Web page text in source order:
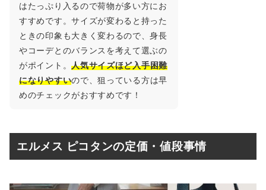
はたっぷり入るので荷物が多い方にお
すすめです。サイズが変わると持った
ときの印象も大きく変わるので、身長
やコーデとのバランスを考えて選ぶの
がポイント。人気サイズほど入手困難
になりやすいので、狙っている方は早
めのチェックがおすすめです！
エルメス ピコタンの定価・値段事情